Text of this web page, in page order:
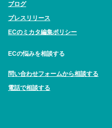
ブログ
プレスリリース
ECのミカタ編集ポリシー
ECの悩みを相談する
問い合わせフォームから相談する
電話で相談する